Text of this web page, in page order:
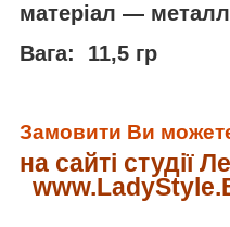
матеріал —
Вага: 11,5 гр
Замовити Ви
на сайті студії